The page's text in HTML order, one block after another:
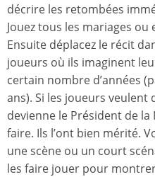
décrire les retombées
Jouez tous les mariages
Ensuite déplacez le récit
joueurs où ils imaginent
certain nombre d’années
ans). Si les joueurs veulent
devienne le Président de la
faire. Ils l’ont bien mérité.
une scène ou un court
les faire jouer pour